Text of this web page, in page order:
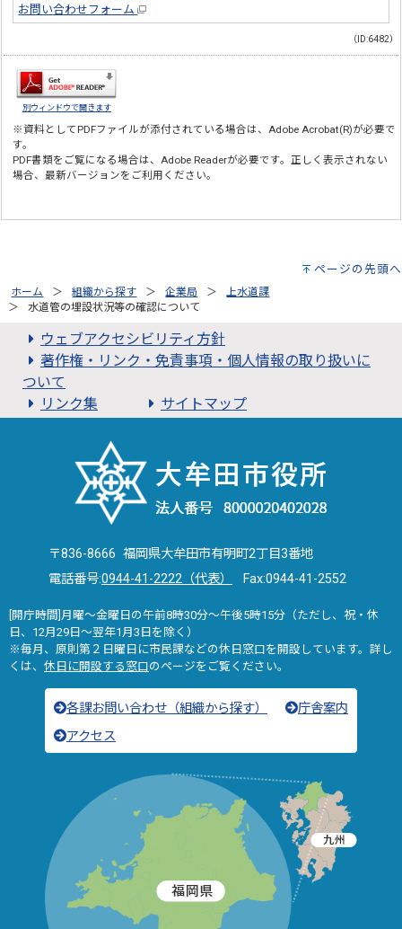
お問い合わせフォーム
（ID:6482）
別ウィンドウで開きます
※資料としてPDFファイルが添付されている場合は、Adobe Acrobat(R)が必要で
す。
PDF書類をご覧になる場合は、Adobe Readerが必要です。正しく表示されない
場合、最新バージョンをご利用ください。
ページの先頭へ
ホーム 組織から探す 企業局
上水道課
水道管の埋設状況等の確認について
ウェブアクセシビリティ方針
著作権・リンク・免責事項・個人情報の取り扱いに
ついて
リンク集
サイトマップ
〒836-8666 福岡県大牟田市有明町2丁目3番地
電話番号:0944-41-2222（代表） Fax:0944-41-2552
[開庁時間]月曜～金曜日の午前8時30分～午後5時15分（ただし、祝・休
日、12月29日～翌年1月3日を除く）
※毎月、原則第２日曜日に市民課などの休日窓口を開設しています。詳し
くは、 休日に開設する窓口のページをご覧ください。
各課お問い合わせ（組織から探す）
庁舎案内
アクセス